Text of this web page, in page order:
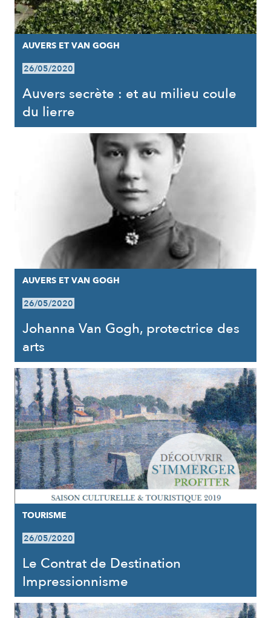
AUVERS ET VAN GOGH
26/05/2020
Auvers secrète : et au milieu coule
du lierre
AUVERS ET VAN GOGH
26/05/2020
Johanna Van Gogh, protectrice des
arts
TOURISME
26/05/2020
Le Contrat de Destination
Impressionnisme